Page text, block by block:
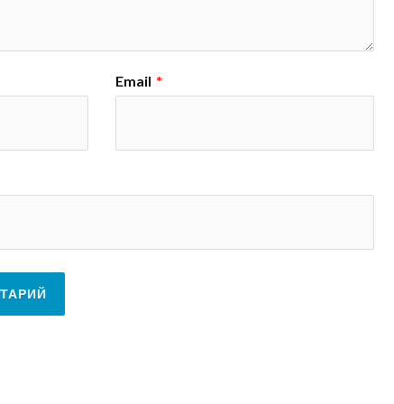
Email *